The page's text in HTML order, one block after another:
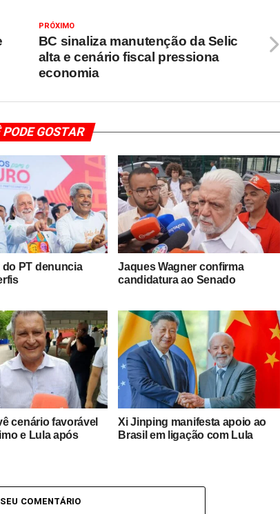
PRÓXIMO
BC sinaliza manutenção da Selic
alta e cenário fiscal pressiona
economia
PODE GOSTAR
do PT denuncia
Jaques Wagner confirma
candidatura ao Senado
cenário favorável
e Lula após
Xi Jinping manifesta apoio ao
Brasil em ligação com Lula
COMENTÁRIO